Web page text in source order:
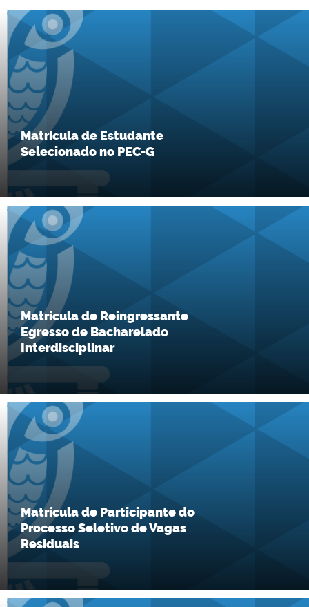
Matrícula de Estudante
Selecionado no PEC-G
Matrícula de Reingressante
Egresso de Bacharelado
Interdisciplinar
Matrícula de Participante do
Processo Seletivo de Vagas
Residuais